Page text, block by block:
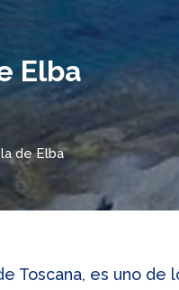
Elba
de Elba
Toscana, es uno